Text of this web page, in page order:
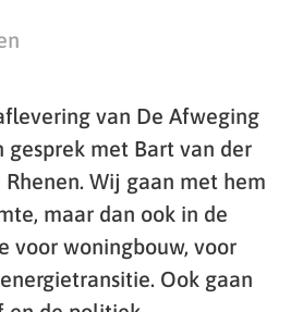
van De Afweging
met Bart van der
Rhenen. Wij gaan met hem
maar dan ook in de
voor woningbouw, voor
Ook gaan